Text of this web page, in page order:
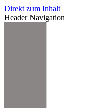
Direkt zum Inhalt
Header Navigation